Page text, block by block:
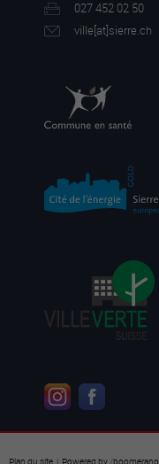
027 452 02 50
ville[at]sierre.ch